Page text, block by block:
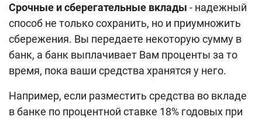
Срочные и сберегательные вклады - надежный
способ не только сохранить, но и приумножить
сбережения. Вы передаете некоторую сумму в
банк, а банк выплачивает Вам проценты за то
время, пока ваши средства хранятся у него.
Например, если разместить средства во вкладе
в банке по процентной ставке 18% годовых при